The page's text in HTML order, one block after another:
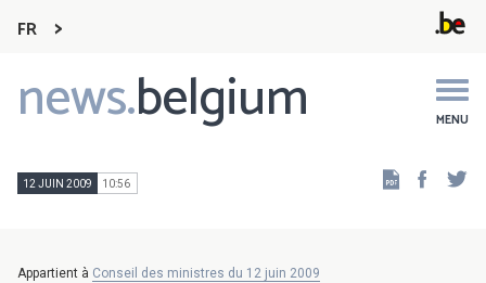
FR
news.belgium MENU
Main
navigation
12 JUIN 2009 10:56
Appartient à Conseil des ministres du 12 juin 2009